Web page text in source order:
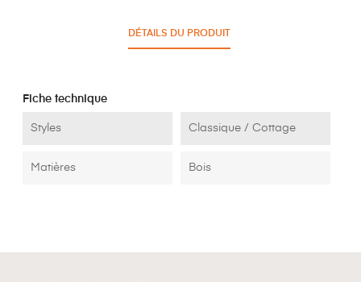
DÉTAILS DU PRODUIT
Fiche technique
Styles Classique / Cottage
Matières Bois